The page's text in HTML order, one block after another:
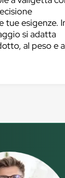
tue esigenze.
si adatta
al peso e